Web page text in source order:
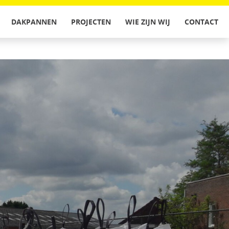
DAKPANNEN PROJECTEN WIE ZIJN WIJ CONTACT